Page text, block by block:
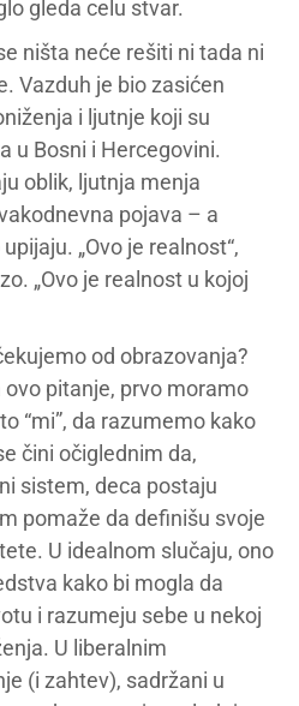
gleda celu stvar.
ništa neće rešiti ni tada ni
Vazduh je bio zasićen
i ljutnje koji su
u Bosni i Hercegovini.
oblik, ljutnja menja
pojava – a
„Ovo je realnost“,
„Ovo je realnost u kojoj
od obrazovanja?
pitanje, prvo moramo
“mi”, da razumemo kako
čini očiglednim da,
sistem, deca postaju
pomaže da definišu svoje
U idealnom slučaju, ono
kako bi mogla da
i razumeju sebe u nekoj
U liberalnim
(i zahtev), sadržani u